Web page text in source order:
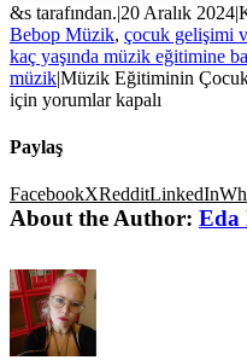
&s tarafından.|20 Aralık 2024|
Bebop Müzik, çocuk gelişimi
kaç yaşında müzik eğitimine
müzik|Müzik Eğitiminin
için yorumlar kapalı
Paylaş
FacebookXRedditLinkedIn
About the Author: Eda